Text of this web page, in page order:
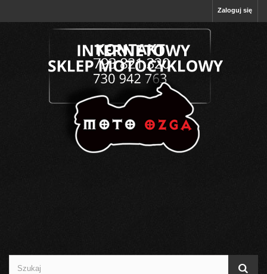
Zaloguj się